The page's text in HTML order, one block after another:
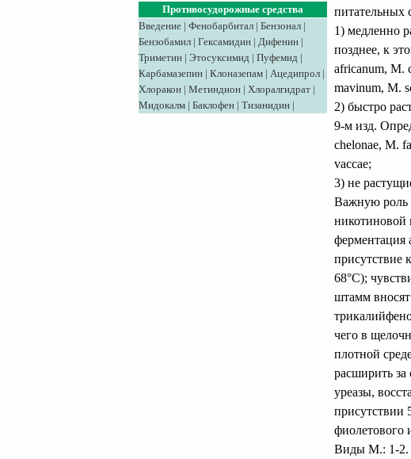
Противосудорожные средства
Введение | Фенобарбитал | Бензонал |
Бензобамил | Гексамидин | Дифенин |
Триметин | Этосуксимид | Пуфемид |
Карбамазепин | Клоназепам | Ацедипрол |
Хлоракон | Метиндион | Хлоралгидрат |
Мидокалм | Баклофен | Тизанидин |
питательных
1) медленно
позднее, к
africanum, М.
mavinum, M.
2) быстро
9-м изд.
chelonae, M.
vaccae;
3) не
Важную роль
никотиновой
ферментация
присутствие
68°С);
штамм
чего в
плотной
расширить за
уреазы,
присутствии
фиолетового
Виды М.: 1-2.